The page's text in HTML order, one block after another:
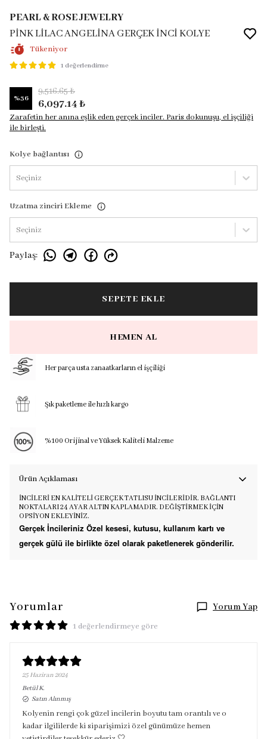
PEARL & ROSE JEWELRY
PİNK LİLAC ANGELİNA GERÇEK İNCİ KOLYE
Tükeniyor
1 değerlendirme
%36
9,516.65 ₺
6,097.14 ₺
Zarafetin her anına eşlik eden gerçek inciler. Paris dokunuşu, el işçiliği
ile birleşti.
Kolye bağlantısı
Seçiniz
Uzatma zinciri Ekleme
Seçiniz
Paylaş:
SEPETE EKLE
HEMEN AL
Her parça usta zanaatkarların el işçiliği
Şık paketleme ile hızlı kargo
%100 Orijinal ve Yüksek Kaliteli Malzeme
Ürün Açıklaması
İNCİLERİ EN KALİTELİ GERÇEK TATLISU İNCİLERİDİR. BAĞLANTI
NOKTALARI 24 AYAR ALTIN KAPLAMADIR. DEĞİŞTİRMEK İÇİN
OPSİYON EKLEYİNİZ.
Gerçek İncileriniz Özel kesesi, kutusu, kullanım kartı ve
gerçek gülü ile birlikte özel olarak paketlenerek gönderilir.
Yorumlar Yorum Yap
1 değerlendirmeye göre
25 Haziran 2024
BetülK.
Satın Alınmış
Kolyenin rengi çok güzel incilerin boyutu tam orantılı ve o
kadar ilgililerde ki siparişimizi özel günümüze hemen